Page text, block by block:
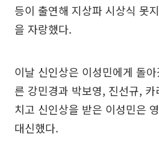
등이 출연해 지상파 시상식 못
을 자랑했다.
이날 신인상은 이성민에게 돌
른 강민경과 박보영, 진선규,
치고 신인상을 받은 이성민은
대신했다.